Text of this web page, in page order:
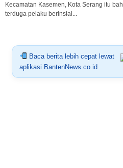
Kecamatan Kasemen, Kota Serang itu
terduga pelaku berinsial...
Baca berita lebih cepat lewat
aplikasi BantenNews.co.id